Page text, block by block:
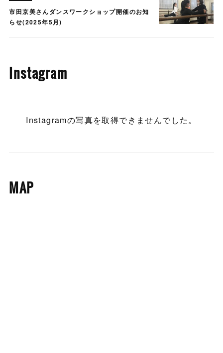
市田京美さんダンスワークショップ開催のお知
らせ(2025年5月)
Instagram
Instagramの写真を取得できませんでした。
MAP